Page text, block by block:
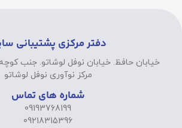
دفتر مرکزی پشتیبانی
مرکز نوآوری نوفل لوشاتو
شماره های تماس
09193768199
09218315396